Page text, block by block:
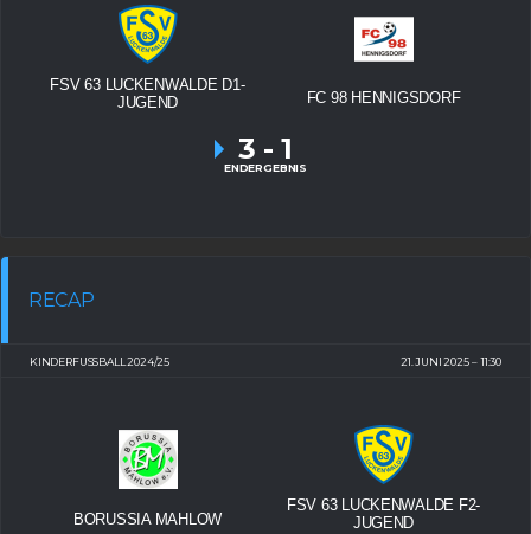
FSV 63 LUCKENWALDE D1-
JUGEND
FC 98 HENNIGSDORF
3 - 1
ENDERGEBNIS
RECAP
KINDERFUSSBALL 2024/25 21. JUNI 2025 11:30
BORUSSIA MAHLOW
FSV 63 LUCKENWALDE F2-
JUGEND